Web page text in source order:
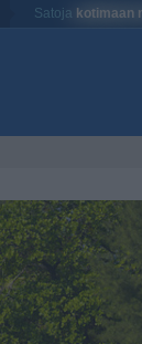
Satoja kotimaan